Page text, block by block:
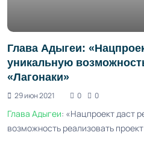
Глава Адыгеи:
уникальную
«Лагонаки»
29 июн 2021 0 0
Глава Адыгеи: «Нацпроект даст
возможность реализовать